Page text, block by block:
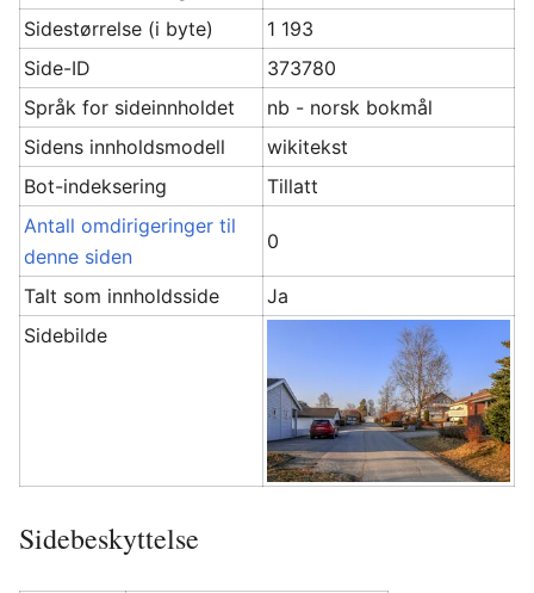
Sidestørrelse (i byte)
1 193
Side-ID
373780
Språk for sideinnholdet
nb - norsk bokmål
Sidens innholdsmodell
wikitekst
Bot-indeksering
Tillatt
Antall omdirigeringer til
denne siden
0
Talt som innholdsside
Ja
Sidebilde
Sidebeskyttelse